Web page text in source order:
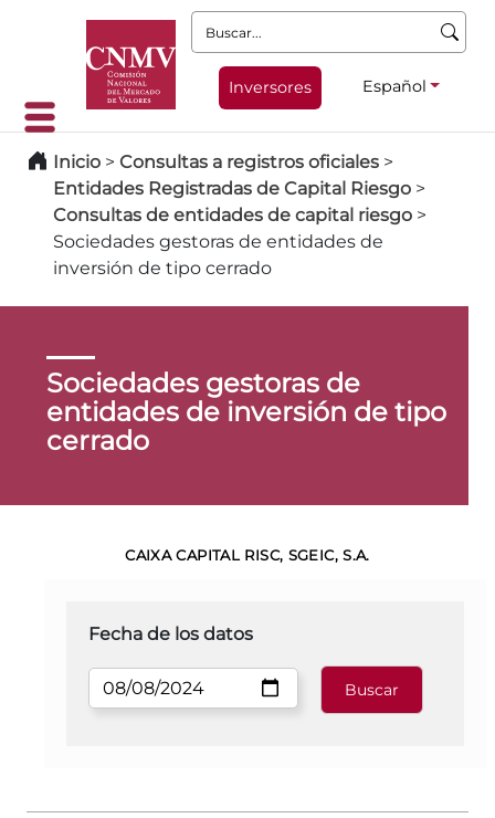
Buscar:
Inversores Español
Inicio > Consultas a registros oficiales >
Entidades Registradas de Capital Riesgo >
Consultas de entidades de capital riesgo >
Sociedades gestoras de entidades de
inversión de tipo cerrado
Sociedades gestoras de
entidades de inversión de tipo
cerrado
CAIXA CAPITAL RISC, SGEIC, S.A.
Fecha de los datos